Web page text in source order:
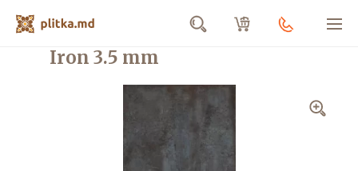
%
Gresie porțelanată XXL Distrito
Iron 3.5 mm